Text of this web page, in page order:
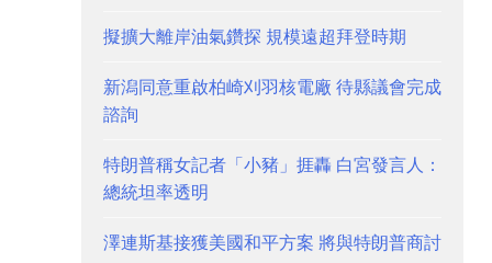
擬擴大離岸油氣鑽探 規模遠超拜登時期
新潟同意重啟柏崎刈羽核電廠 待縣議會完成
諮詢
特朗普稱女記者「小豬」捱轟 白宮發言人：
總統坦率透明
澤連斯基接獲美國和平方案 將與特朗普商討